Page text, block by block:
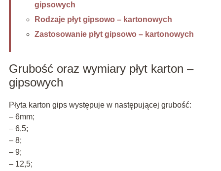
gipsowych
Rodzaje płyt gipsowo – kartonowych
Zastosowanie płyt gipsowo – kartonowych
Grubość oraz wymiary płyt karton –
gipsowych
Płyta karton gips występuje w następującej grubość:
– 6mm;
– 6,5;
– 8;
– 9;
– 12,5;